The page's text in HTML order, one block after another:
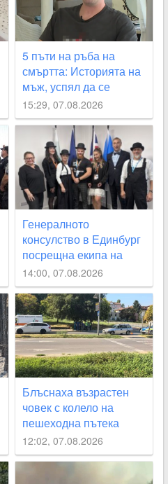
5 пъти на ръба на
смъртта: Историята на
мъж, успял да се
измъкне от фентанила
15:29, 07.08.2026
Генералното
консулство в Единбург
посрещна екипа на
Театър „Хенд“ преди
историческия им дебют
на световния Edinburgh
Festival Fringe
14:00, 07.08.2026
Блъснаха възрастен
човек с колело на
пешеходна пътека
12:02, 07.08.2026